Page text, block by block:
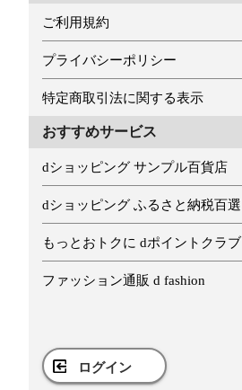
ご利用規約
プライバシーポリシー
特定商取引法に関する表示
おすすめサービス
dショッピング サンプル百貨店
dショッピング ふるさと納税百選
もっとおトクに dポイントクラブ
ファッション通販 d fashion
ログイン